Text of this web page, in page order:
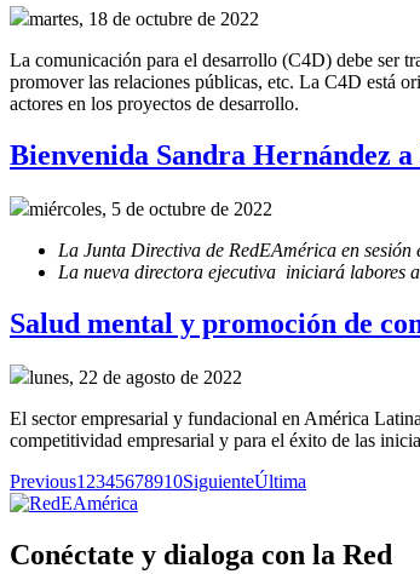
martes, 18 de octubre de 2022
La comunicación para el desarrollo (C4D) debe ser
promover las relaciones públicas, etc. La C4D está
actores en los proyectos de desarrollo.
Bienvenida Sandra Hernández
miércoles, 5 de octubre de 2022
La Junta Directiva de RedEAmérica en
La nueva directora ejecutiva iniciará labores
Salud mental y promoción de
lunes, 22 de agosto de 2022
El sector empresarial y fundacional en América
competitividad empresarial y para el éxito de las
Previous1 2345678910SiguienteÚltima
Conéctate y dialoga con la Red